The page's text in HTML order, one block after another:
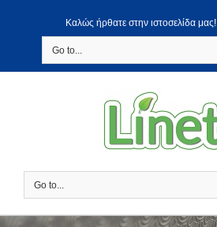
Kαλώς ήρθατε στην ιστοσελίδα μας!
Go to...
Go to...